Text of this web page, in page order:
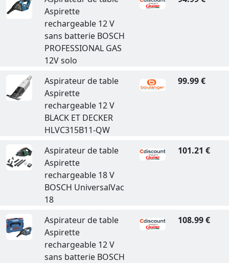
Aspirette
rechargeable 12 V
sans batterie BOSCH
PROFESSIONAL GAS
12V solo
Aspirateur de table
Aspirette
rechargeable 12 V
BLACK ET DECKER
HLVC315B11-QW
99.99 €
Aspirateur de table
Aspirette
rechargeable 18 V
BOSCH UniversalVac
18
101.21 €
Aspirateur de table
Aspirette
rechargeable 12 V
sans batterie BOSCH
108.99 €